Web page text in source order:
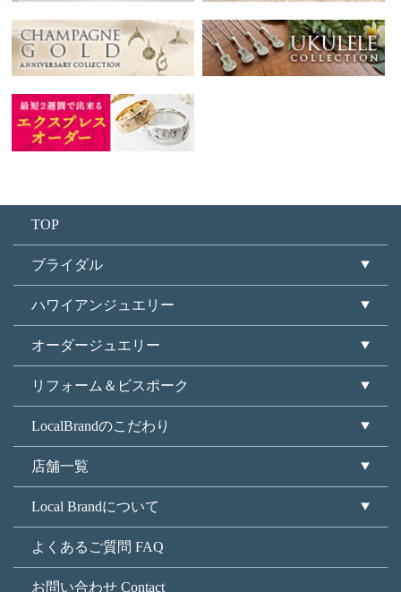
TOP
ブライダル
ハワイアンジュエリー
オーダージュエリー
リフォーム＆ビスポーク
LocalBrandのこだわり
店舗一覧
Local Brandについて
よくあるご質問 FAQ
お問い合わせ Contact